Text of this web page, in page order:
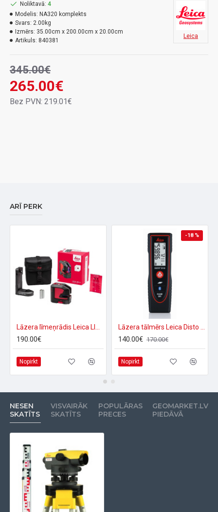
265.00€
345.00€
Bez PVN: 219.01€
Noliktavā: 4
Modelis: NA320 komplekts
Svars: 2.00kg
Izmērs: 35.00cm x 200.00cm x 20.00cm
Artikuls: 840381
Leica
ARĪ PERK
190.00€
Nopirkt
-18 %
140.00€ 170.00€
Nopirkt
NESEN
SKATĪTS
VISVAIRĀK
SKATĪTS
POPULĀRAS
PRECES
GEOMARKET.LV
PIEDĀVĀ